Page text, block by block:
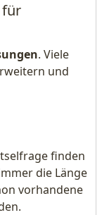
für
. Viele
und
finden
die Länge
vorhandene